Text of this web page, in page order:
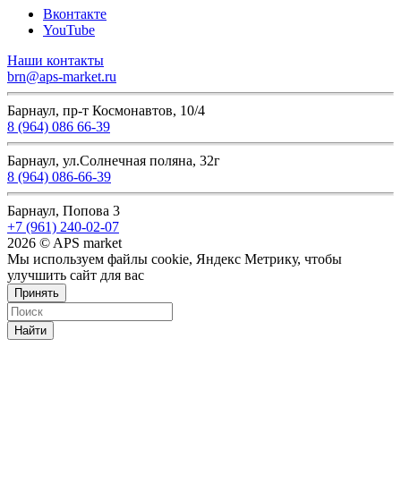
Вконтакте
YouTube
Наши контакты
brn@aps-market.ru
Барнаул, пр-т Космонавтов, 10/4
8 (964) 086 66-39
Барнаул, ул.Солнечная поляна, 32г
8 (964) 086-66-39
Барнаул, Попова 3
+7 (961) 240-02-07
2026 © APS market
Мы используем файлы cookie, Яндекс Метрику, чтобы
улучшить сайт для вас
Принять
Найти